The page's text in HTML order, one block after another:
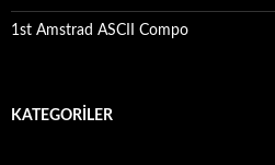
1st Amstrad ASCII Compo
KATEGORILER